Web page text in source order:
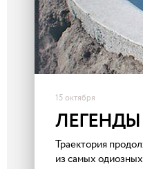
15 октября
​​Траектория
из самых